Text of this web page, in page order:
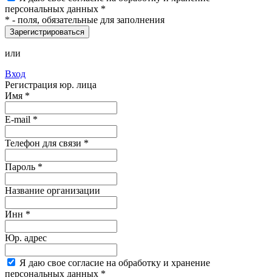
персональных данных *
* - поля, обязательные для заполнения
Зарегистрироваться
или
Вход
Регистрация юр. лица
Имя *
E-mail *
Телефон для связи *
Пароль *
Название организации
Инн *
Юр. адрес
Я даю свое согласие на обработку и хранение
персональных данных *